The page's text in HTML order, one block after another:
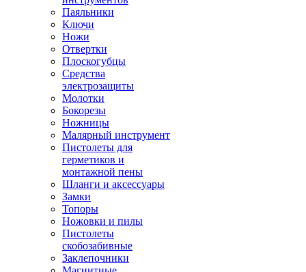
Паяльники
Ключи
Ножи
Отвертки
Плоскогубцы
Средства
электрозащиты
Молотки
Бокорезы
Ножницы
Малярный инструмент
Пистолеты для
герметиков и
монтажной пены
Шланги и аксессуары
Замки
Топоры
Ножовки и пилы
Пистолеты
скобозабивные
Заклепочники